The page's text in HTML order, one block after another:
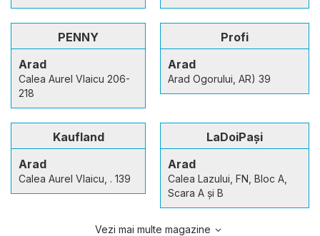
PENNY
Arad
Calea Aurel Vlaicu 206-
218
Profi
Arad
Arad Ogorului, AR) 39
Kaufland
Arad
Calea Aurel Vlaicu, . 139
LaDoiPași
Arad
Calea Lazului, FN, Bloc A,
Scara A și B
Vezi mai multe magazine